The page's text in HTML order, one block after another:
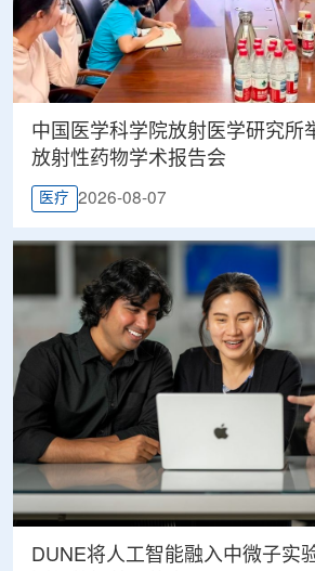
中国医学科学院放射医学研究所
放射性药物学术报告会
医疗 2026-08-07
DUNE将人工智能融入中微子实